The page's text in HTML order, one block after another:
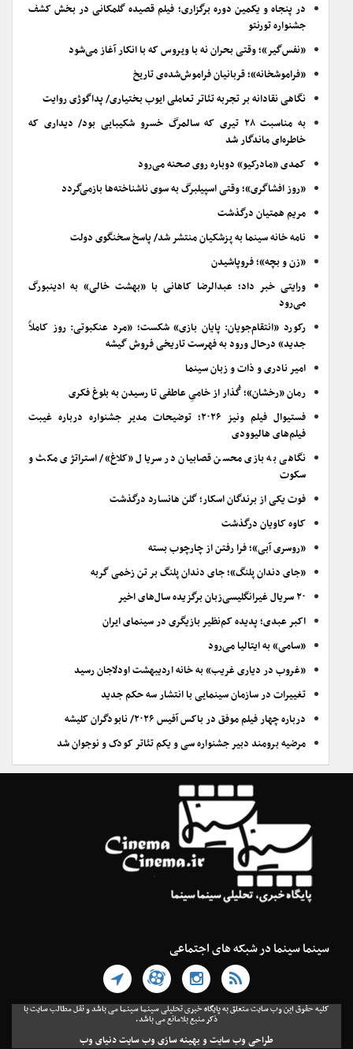
در پنجاه و یکمین دوره برگزاری؛ فیلم قصیده گلمکانی در بخش کشف
جشنواره تورنتو
«نفس‌گیر»؛ وقتی بحران نه با ویروس که با انکار آغاز می‌شود
«فراموشخانه»؛ قربانیان فراموش‌شده‌ی تاریخ
نگاهی نقادانه بر تجربه تئاتر تعاملی ایوب بختیاری/ پداگوژی روایت
به مناسبت ۲۸ تیری که سالمرگ خسرو شکیبایی بود/ دیداری که
خاطره‌ای ماندگار شد
کمدی «مادرکیو» دوباره روی صحنه می‌رود
«روز افشاگری»؛ وقتی اسپیلبرگ به سوی ناشناخته‌ها بازمی‌گردد
مریم همتیان درگذشت
نامه خانه سینما به پزشکیان منتشر شد/ پاسخ سخنگوی دولت
«زن و بچه»؛ فروپاشیدن
ورایتی خبر داد؛ عبدالرضا کاهانی با «بهشت خالی» به ادینبورگ
می‌رود
رکورد «انتقام‌جویان: پایان بازی» شکست؛ «مرد عنکبوتی: روز کاملاً
جدید» درحال ورود به فهرست تاریخی فروش گیشه
امیر نادری و ذات و زبان سینما
رمان «رخشان»؛ گُذار از خامیِ عاطفی تا رسیدن به بلوغ فکری
فستیوال فیلم ونیز ۲۰۲۶؛ توضیحات مدیر جشنواره درباره غیبت
فیلم‌های هالیوودی
نگاهی به بازی محسن قصابیان در سریال «کلاغ»/ استراتژی مکث و
سکوت
فوت یکی از برندگان اسکار؛ گلن هانسارد درگذشت
کاوه کاویان درگذشت
«روسری آبی»؛ فرا رفتن از چارچوب بسته
«جای دندان پلنگ»؛ جای دندان پلنگ بر تن زخمی گربه
۲۰ سریال غیرانگلیسی‌زبان برگزیده سال‌های اخیر
اکبر عبدی؛ پدیده کم‌نظیر بازیگری در سینمای ایران
«سامی» به ایتالیا می‌رود
«غروب در دیاری غریب» به خانه اردیبهشت اودلاجان رسید
تغییرات در سازمان سینمایی با انتشار سه حکم جدید
درباره چهار فیلم موفق در باکس آفیس ۲۰۲۶/ نابودگران کلیشه
مرضیه برومند دبیر جشنواره سی و یکم تئاتر کودک و نوجوان شد
سینما سینما در شبکه های اجتماعی
کلیه حقوق این وب سایت متعلق به پایگاه خبری تحلیلی سینما سینما می باشد و نقل مطالب سایت با
ذکر منبع بلامانع می باشد.
طراحی وب سایت و بهینه سازی وب سایتدنیای وب